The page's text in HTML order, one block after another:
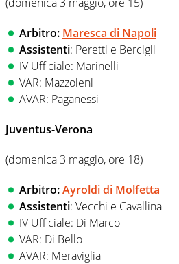
Arbitro: Maresca di Napoli
Assistenti: Peretti e Bercigli
IV Ufficiale: Marinelli
VAR: Mazzoleni
AVAR: Paganessi
Juventus-Verona
(domenica 3 maggio, ore 18)
Arbitro:Ayroldi di Molfetta
Assistenti: Vecchi e Cavallina
IV Ufficiale: Di Marco
VAR: Di Bello
AVAR: Meraviglia